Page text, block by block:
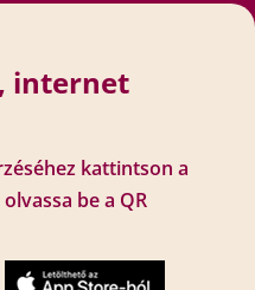
internet
kattintson a
be a QR